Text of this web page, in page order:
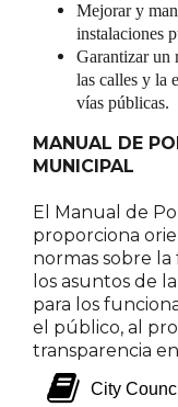
Mejorar y
instalaciones
Garantizar un
las calles y la
vías públicas.
MANUAL DE
MUNICIPAL
El Manual de
proporciona
normas sobre
los asuntos de
para los
el público, al
transparencia
book
City